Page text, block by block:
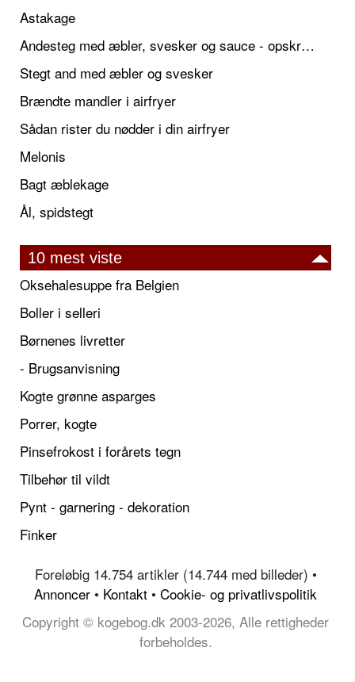
Astakage
Andesteg med æbler, svesker og sauce - opskrift også til jul
Stegt and med æbler og svesker
Brændte mandler i airfryer
Sådan rister du nødder i din airfryer
Melonis
Bagt æblekage
Ål, spidstegt
10 mest viste
Oksehalesuppe fra Belgien
Boller i selleri
Børnenes livretter
- Brugsanvisning
Kogte grønne asparges
Porrer, kogte
Pinsefrokost i forårets tegn
Tilbehør til vildt
Pynt - garnering - dekoration
Finker
Foreløbig 14.754 artikler (14.744 med billeder) •
Annoncer • Kontakt • Cookie- og privatlivspolitik
Copyright © kogebog.dk 2003-2026, Alle rettigheder
forbeholdes.